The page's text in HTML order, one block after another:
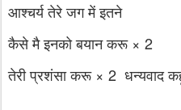
आश्चर्य तेरे जग में इतने
कैसे मै इनको बयान करू × 2
तेरी प्रशंसा करू × 2 धन्यवाद